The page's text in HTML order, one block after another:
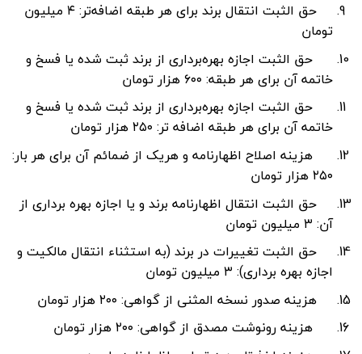
حق الثبت انتقال برند برای هر طبقه اضافه‌تر: ۴ میلیون
تومان
حق الثبت اجازه بهره‌برداری از برند ثبت شده یا فسخ و
خاتمه آن برای هر طبقه: ۶۰۰ هزار تومان
حق الثبت اجازه بهره‌برداری از برند ثبت شده یا فسخ و
خاتمه آن برای هر طبقه اضافه ‌تر: ۲۵۰ هزار تومان
هزینه اصلاح اظهارنامه و هریک از ضمائم آن برای هر بار:
۲۵۰ هزار تومان
حق الثبت انتقال اظهارنامه برند و یا اجازه بهره‌ برداری از
آن: ۳ میلیون تومان
حق الثبت تغییرات در برند (به استثناء انتقال مالکیت و
اجازه بهره ‌برداری): ۳ میلیون تومان
هزینه صدور نسخه المثنی از گواهی: ۲۰۰ هزار تومان
هزینه رونوشت مصدق از گواهی: ۲۰۰ هزار تومان